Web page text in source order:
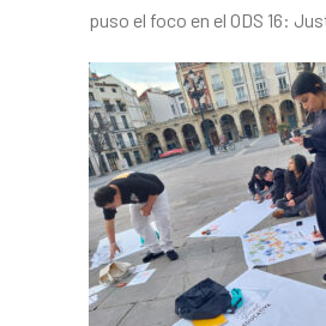
puso el foco en el ODS 16: